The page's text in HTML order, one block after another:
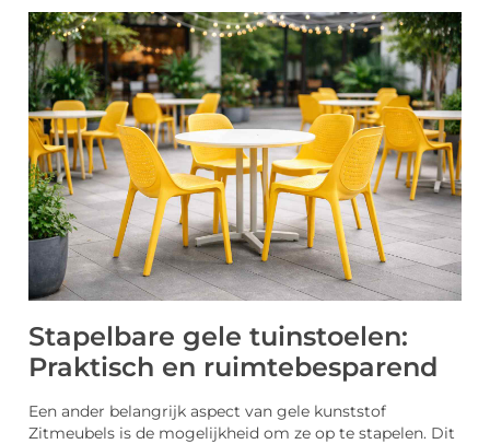
Stapelbare gele tuinstoelen:
Praktisch en ruimtebesparend
Een ander belangrijk aspect van gele kunststof
Zitmeubels is de mogelijkheid om ze op te stapelen. Dit